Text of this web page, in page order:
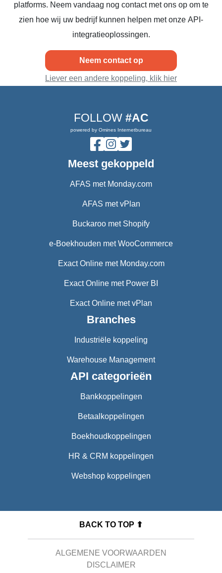
platforms. Neem vandaag nog contact met ons op om te
zien hoe wij uw bedrijf kunnen helpen met onze API-
integratieoplossingen.
Neem contact op
Liever een andere koppeling, klik hier
FOLLOW #AC
powered by Omines Internetbureau
Meest gekoppeld
AFAS met Monday.com
AFAS met vPlan
Buckaroo met Shopify
e-Boekhouden met WooCommerce
Exact Online met Monday.com
Exact Online met Power BI
Exact Online met vPlan
Branches
Industriële koppeling
Warehouse Management
API categorieën
Bankkoppelingen
Betaalkoppelingen
Boekhoudkoppelingen
HR & CRM koppelingen
Webshop koppelingen
BACK TO TOP ⬆
ALGEMENE VOORWAARDEN
DISCLAIMER